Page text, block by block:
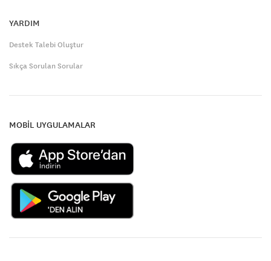
YARDIM
Destek Talebi Oluştur
Sıkça Sorulan Sorular
MOBİL UYGULAMALAR